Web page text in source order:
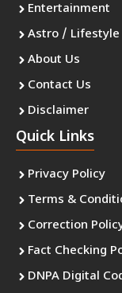
Entertainment
Astro / Lifestyle
About Us
Contact Us
Disclaimer
Quick Links
Privacy Policy
Terms &
Correction
Fact Checking
DNPA Digital